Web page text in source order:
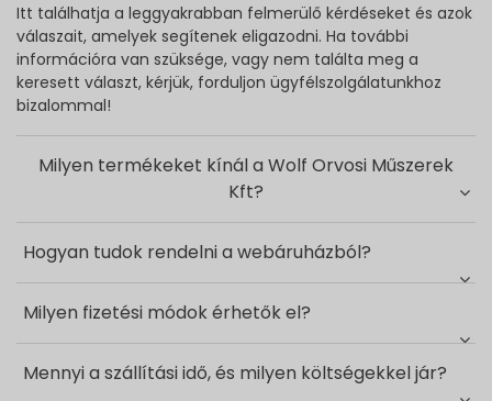
Itt találhatja a leggyakrabban felmerülő kérdéseket és azok
válaszait, amelyek segítenek eligazodni. Ha további
információra van szüksége, vagy nem találta meg a
keresett választ, kérjük, forduljon ügyfélszolgálatunkhoz
bizalommal!
Milyen termékeket kínál a Wolf Orvosi Műszerek
Kft?
Hogyan tudok rendelni a webáruházból?
Milyen fizetési módok érhetők el?
Mennyi a szállítási idő, és milyen költségekkel jár?